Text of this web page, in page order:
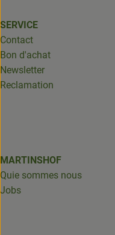
SERVICE
Contact
Bon d'achat
Newsletter
Reclamation
MARTINSHOF
Quie sommes nous
Jobs